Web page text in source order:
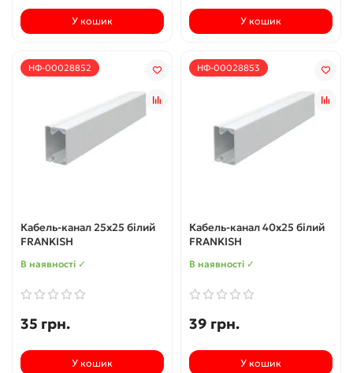
У кошик У кошик
НФ-00028852
Кабель-канал 25х25 білий
FRANKISH
В наявності ✓
35 грн.
У кошик
НФ-00028853
Кабель-канал 40х25 білий
FRANKISH
В наявності ✓
39 грн.
У кошик